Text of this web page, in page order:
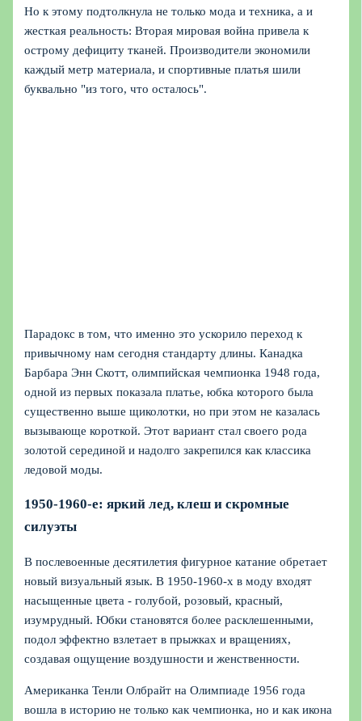
Но к этому подтолкнула не только мода и техника, а и
жесткая реальность: Вторая мировая война привела к
острому дефициту тканей. Производители экономили
каждый метр материала, и спортивные платья шили
буквально "из того, что осталось".
Парадокс в том, что именно это ускорило переход к
привычному нам сегодня стандарту длины. Канадка
Барбара Энн Скотт, олимпийская чемпионка 1948 года,
одной из первых показала платье, юбка которого была
существенно выше щиколотки, но при этом не казалась
вызывающе короткой. Этот вариант стал своего рода
золотой серединой и надолго закрепился как классика
ледовой моды.
1950-1960-е: яркий лед, клеш и скромные
силуэты
В послевоенные десятилетия фигурное катание обретает
новый визуальный язык. В 1950-1960-х в моду входят
насыщенные цвета - голубой, розовый, красный,
изумрудный. Юбки становятся более расклешенными,
подол эффектно взлетает в прыжках и вращениях,
создавая ощущение воздушности и женственности.
Американка Тенли Олбрайт на Олимпиаде 1956 года
вошла в историю не только как чемпионка, но и как икона